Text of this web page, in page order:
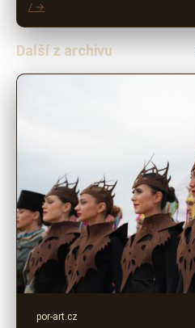
/ →
Další z archivu
por-art.cz